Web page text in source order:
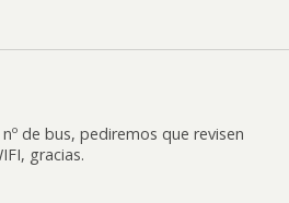
de bus, pediremos que revisen
gracias.